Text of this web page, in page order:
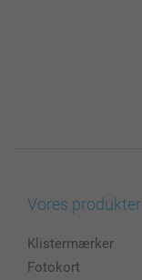
Vores produkter
Klistermærker
Fotokort